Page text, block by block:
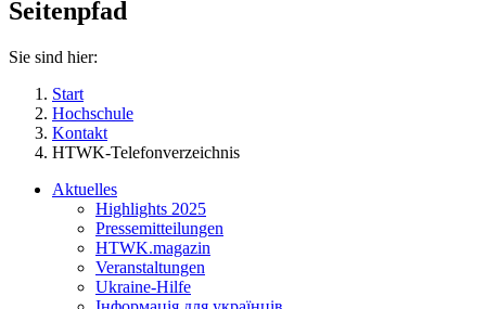
Seitenpfad
Sie sind hier:
Start
Hochschule
Kontakt
HTWK-Telefonverzeichnis
Aktuelles
Highlights 2025
Pressemitteilungen
HTWK.magazin
Veranstaltungen
Ukraine-Hilfe